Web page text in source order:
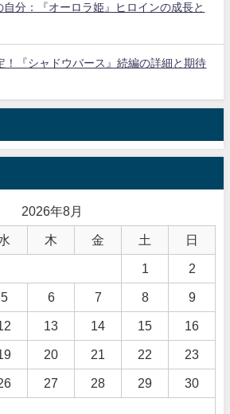
分：『オーロラ姫』ヒロインの成長と
！『シャドウバース』続編の詳細と期待
2026年8月
木 金 土 日
1 2
5 6 7 8 9
13 14 15 16
20 21 22 23
27 28 29 30